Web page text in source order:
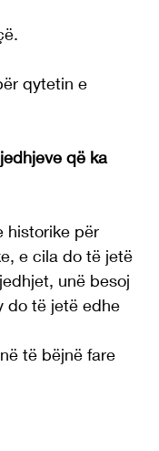
qytetin e
që ka
historike për
e cila do të jetë
unë besoj
do të jetë edhe
të bëjnë fare